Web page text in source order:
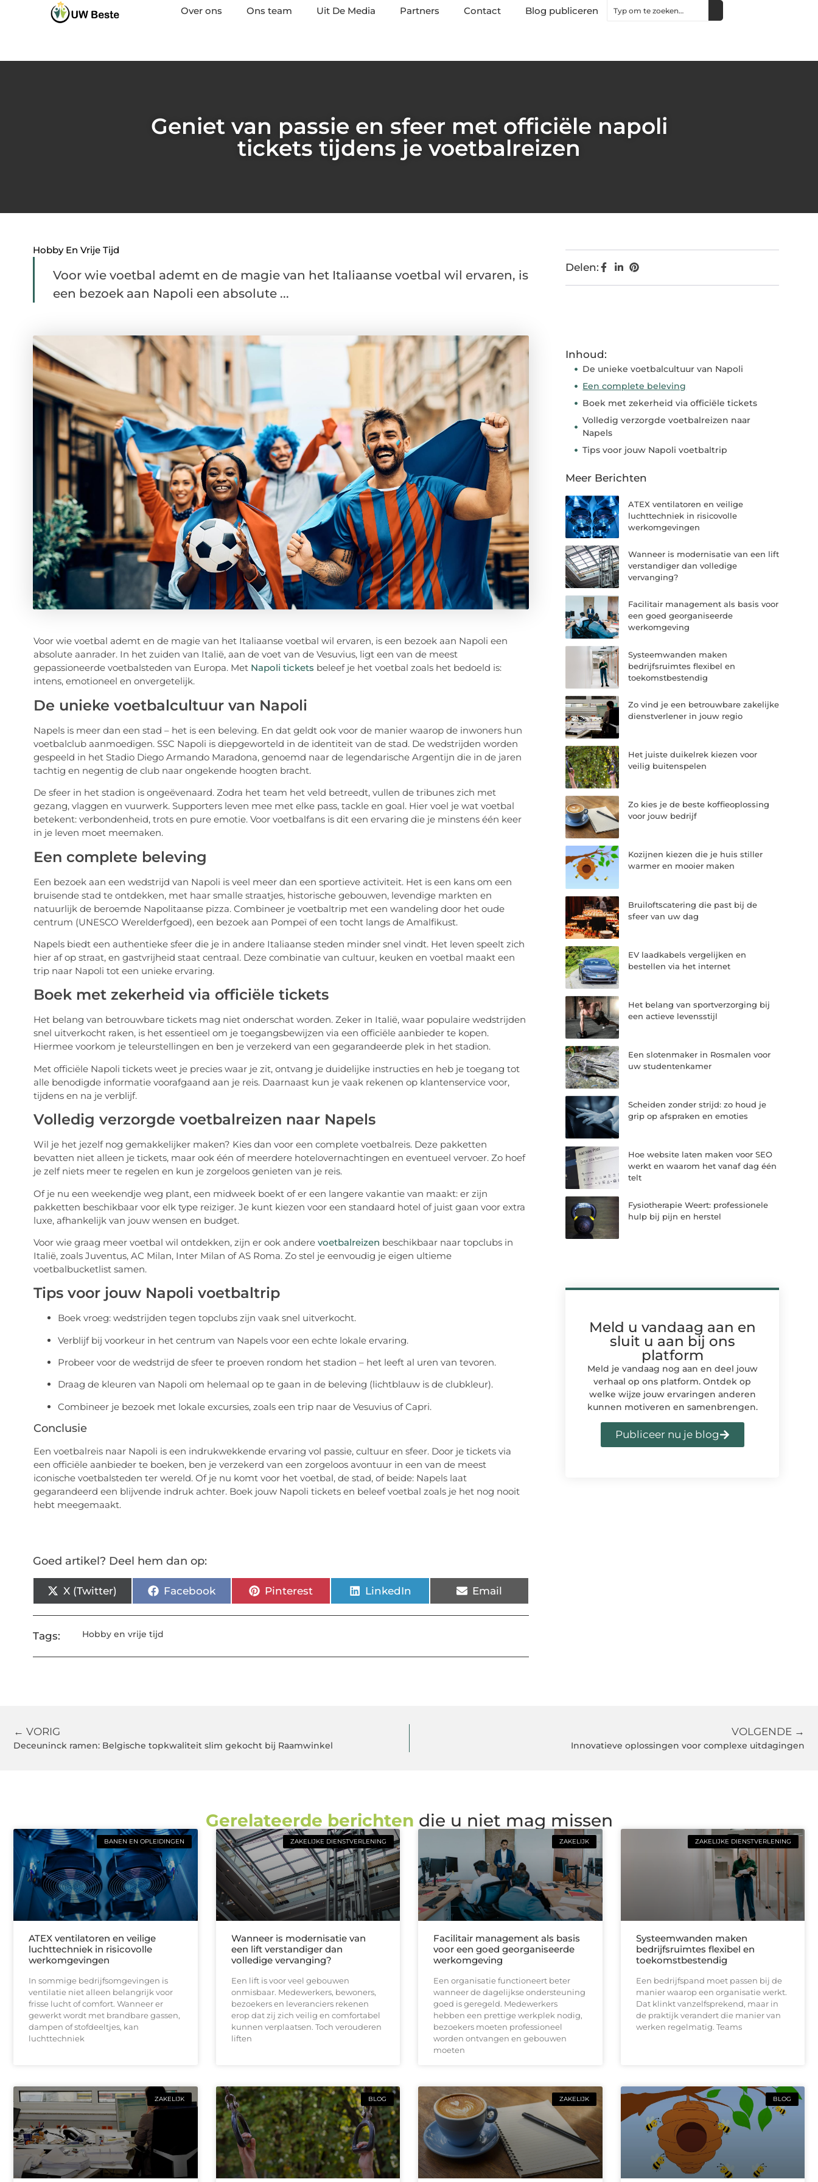
Over ons Ons team Uit De Media Partners Contact Blog publiceren
Geniet van passie en sfeer met officiële napoli
tickets tijdens je voetbalreizen
Hobby En Vrije Tijd
Voor wie voetbal ademt en de magie van het Italiaanse voetbal wil ervaren, is
een bezoek aan Napoli een absolute ...
Voor wie voetbal ademt en de magie van het Italiaanse voetbal wil ervaren, is een bezoek aan Napoli een
absolute aanrader. In het zuiden van Italië, aan de voet van de Vesuvius, ligt een van de meest
gepassioneerde voetbalsteden van Europa. MetNapoli tickets beleef je het voetbal zoals het bedoeld is:
intens, emotioneel en onvergetelijk.
De unieke voetbalcultuur van Napoli
Napels is meer dan een stad – het is een beleving. En dat geldt ook voor de manier waarop de inwoners hun
voetbalclub aanmoedigen. SSC Napoli is diepgeworteld in de identiteit van de stad. De wedstrijden worden
gespeeld in het Stadio Diego Armando Maradona, genoemd naar de legendarische Argentijn die in de jaren
tachtig en negentig de club naar ongekende hoogten bracht.
De sfeer in het stadion is ongeëvenaard. Zodra het team het veld betreedt, vullen de tribunes zich met
gezang, vlaggen en vuurwerk. Supporters leven mee met elke pass, tackle en goal. Hier voel je wat voetbal
betekent: verbondenheid, trots en pure emotie. Voor voetbalfans is dit een ervaring die je minstens één keer
in je leven moet meemaken.
Een complete beleving
Een bezoek aan een wedstrijd van Napoli is veel meer dan een sportieve activiteit. Het is een kans om een
bruisende stad te ontdekken, met haar smalle straatjes, historische gebouwen, levendige markten en
natuurlijk de beroemde Napolitaanse pizza. Combineer je voetbaltrip met een wandeling door het oude
centrum (UNESCO Werelderfgoed), een bezoek aan Pompeï of een tocht langs de Amalfikust.
Napels biedt een authentieke sfeer die je in andere Italiaanse steden minder snel vindt. Het leven speelt zich
hier af op straat, en gastvrijheid staat centraal. Deze combinatie van cultuur, keuken en voetbal maakt een
trip naar Napoli tot een unieke ervaring.
Boek met zekerheid via officiële tickets
Het belang van betrouwbare tickets mag niet onderschat worden. Zeker in Italië, waar populaire wedstrijden
snel uitverkocht raken, is het essentieel om je toegangsbewijzen via een officiële aanbieder te kopen.
Hiermee voorkom je teleurstellingen en ben je verzekerd van een gegarandeerde plek in het stadion.
Met officiële Napoli tickets weet je precies waar je zit, ontvang je duidelijke instructies en heb je toegang tot
alle benodigde informatie voorafgaand aan je reis. Daarnaast kun je vaak rekenen op klantenservice voor,
tijdens en na je verblijf.
Volledig verzorgde voetbalreizen naar Napels
Wil je het jezelf nog gemakkelijker maken? Kies dan voor een complete voetbalreis. Deze pakketten
bevatten niet alleen je tickets, maar ook één of meerdere hotelovernachtingen en eventueel vervoer. Zo hoef
je zelf niets meer te regelen en kun je zorgeloos genieten van je reis.
Of je nu een weekendje weg plant, een midweek boekt of er een langere vakantie van maakt: er zijn
pakketten beschikbaar voor elk type reiziger. Je kunt kiezen voor een standaard hotel of juist gaan voor extra
luxe, afhankelijk van jouw wensen en budget.
Voor wie graag meer voetbal wil ontdekken, zijn er ook anderevoetbalreizen beschikbaar naar topclubs in
Italië, zoals Juventus, AC Milan, Inter Milan of AS Roma. Zo stel je eenvoudig je eigen ultieme
voetbalbucketlist samen.
Tips voor jouw Napoli voetbaltrip
Boek vroeg: wedstrijden tegen topclubs zijn vaak snel uitverkocht.
Verblijf bij voorkeur in het centrum van Napels voor een echte lokale ervaring.
Probeer voor de wedstrijd de sfeer te proeven rondom het stadion – het leeft al uren van tevoren.
Draag de kleuren van Napoli om helemaal op te gaan in de beleving (lichtblauw is de clubkleur).
Combineer je bezoek met lokale excursies, zoals een trip naar de Vesuvius of Capri.
Conclusie
Een voetbalreis naar Napoli is een indrukwekkende ervaring vol passie, cultuur en sfeer. Door je tickets via
een officiële aanbieder te boeken, ben je verzekerd van een zorgeloos avontuur in een van de meest
iconische voetbalsteden ter wereld. Of je nu komt voor het voetbal, de stad, of beide: Napels laat
gegarandeerd een blijvende indruk achter. Boek jouw Napoli tickets en beleef voetbal zoals je het nog nooit
hebt meegemaakt.
Goed artikel? Deel hem dan op:
X (Twitter) Facebook Pinterest LinkedIn Email
Tags: Hobby en vrije tijd
Delen:
Inhoud:
De unieke voetbalcultuur van Napoli
Een complete beleving
Boek met zekerheid via officiële tickets
Volledig verzorgde voetbalreizen naar
Napels
Tips voor jouw Napoli voetbaltrip
Meer Berichten
ATEX ventilatoren en veilige
luchttechniek in risicovolle
werkomgevingen
Wanneer is modernisatie van een lift
verstandiger dan volledige
vervanging?
Facilitair management als basis voor
een goed georganiseerde
werkomgeving
Systeemwanden maken
bedrijfsruimtes flexibel en
toekomstbestendig
Zo vind je een betrouwbare zakelijke
dienstverlener in jouw regio
Het juiste duikelrek kiezen voor
veilig buitenspelen
Zo kies je de beste koffieoplossing
voor jouw bedrijf
Kozijnen kiezen die je huis stiller
warmer en mooier maken
Bruiloftscatering die past bij de
sfeer van uw dag
EV laadkabels vergelijken en
bestellen via het internet
Het belang van sportverzorging bij
een actieve levensstijl
Een slotenmaker in Rosmalen voor
uw studentenkamer
Scheiden zonder strijd: zo houd je
grip op afspraken en emoties
Hoe website laten maken voor SEO
werkt en waarom het vanaf dag één
telt
Fysiotherapie Weert: professionele
hulp bij pijn en herstel
Meld u vandaag aan en
sluit u aan bij ons
platform
Meld je vandaag nog aan en deel jouw
verhaal op ons platform. Ontdek op
welke wijze jouw ervaringen anderen
kunnen motiveren en samenbrengen.
Publiceer nu je blog
← VORIG
Deceuninck ramen: Belgische topkwaliteit slim gekocht bij Raamwinkel
VOLGENDE →
Innovatieve oplossingen voor complexe uitdagingen
Gerelateerde berichten die u niet mag missen
BANEN EN OPLEIDINGEN
ATEX ventilatoren en veilige
luchttechniek in risicovolle
werkomgevingen
In sommige bedrijfsomgevingen is
ventilatie niet alleen belangrijk voor
frisse lucht of comfort. Wanneer er
gewerkt wordt met brandbare gassen,
dampen of stofdeeltjes, kan
luchttechniek
ZAKELIJKE DIENSTVERLENING
Wanneer is modernisatie van
een lift verstandiger dan
volledige vervanging?
Een lift is voor veel gebouwen
onmisbaar. Medewerkers, bewoners,
bezoekers en leveranciers rekenen
erop dat zij zich veilig en comfortabel
kunnen verplaatsen. Toch verouderen
liften
ZAKELIJK
Facilitair management als basis
voor een goed georganiseerde
werkomgeving
Een organisatie functioneert beter
wanneer de dagelijkse ondersteuning
goed is geregeld. Medewerkers
hebben een prettige werkplek nodig,
bezoekers moeten professioneel
worden ontvangen en gebouwen
moeten
ZAKELIJKE DIENSTVERLENING
Systeemwanden maken
bedrijfsruimtes flexibel en
toekomstbestendig
Een bedrijfspand moet passen bij de
manier waarop een organisatie werkt.
Dat klinkt vanzelfsprekend, maar in
de praktijk verandert die manier van
werken regelmatig. Teams
ZAKELIJK BLOG ZAKELIJK BLOG